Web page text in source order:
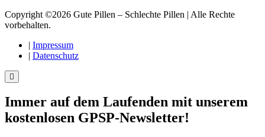
Copyright ©2026 Gute Pillen – Schlechte Pillen | Alle Rechte
vorbehalten.
| Impressum
| Datenschutz
Immer auf dem Laufenden mit unserem
kostenlosen GPSP-Newsletter!